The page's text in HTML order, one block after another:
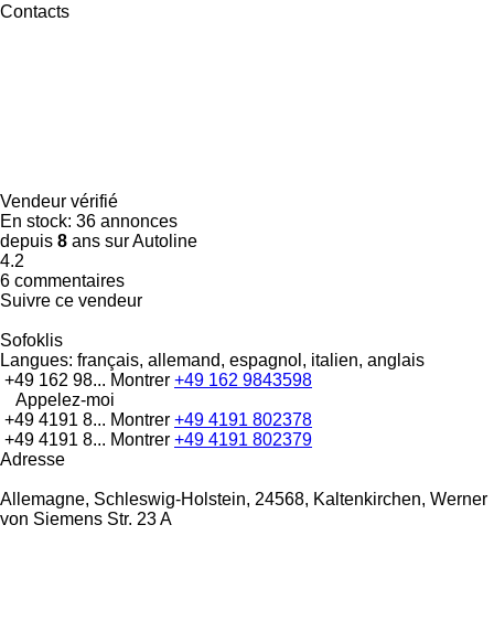
Contacts
Vendeur vérifié
En stock: 36 annonces
depuis 8 ans sur Autoline
4.2
6 commentaires
Suivre ce vendeur
Sofoklis
Langues: français, allemand, espagnol, italien, anglais
+49 162 98... Montrer +49 162 9843598
Appelez-moi
+49 4191 8... Montrer +49 4191 802378
+49 4191 8... Montrer +49 4191 802379
Adresse
Allemagne, Schleswig-Holstein, 24568, Kaltenkirchen, Werner
von Siemens Str. 23 A